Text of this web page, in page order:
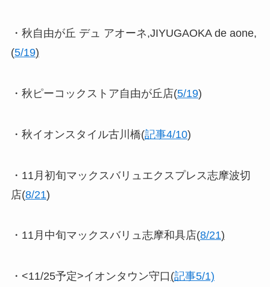
・秋自由が丘 デュ アオーネ,JIYUGAOKA de aone,
(5/19)
・秋ピーコックストア自由が丘店(5/19)
・秋イオンスタイル古川橋(記事4/10)
・11月初旬マックスバリュエクスプレス志摩波切
店(8/21)
・11月中旬マックスバリュ志摩和具店(8/21)
・<11/25予定>イオンタウン守口 (記事5/1)